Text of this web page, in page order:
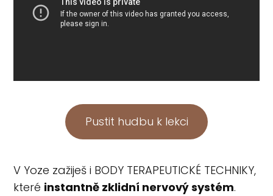
Pustit hudbu k lekci
V Yoze zažiješ i BODY TERAPEUTICKÉ TECHNIKY,
které instantně zklidní nervový systém.